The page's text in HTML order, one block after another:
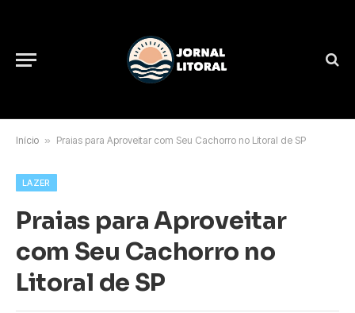
Início » Praias para Aproveitar com Seu Cachorro no Litoral de SP
LAZER
Praias para Aproveitar
com Seu Cachorro no
Litoral de SP